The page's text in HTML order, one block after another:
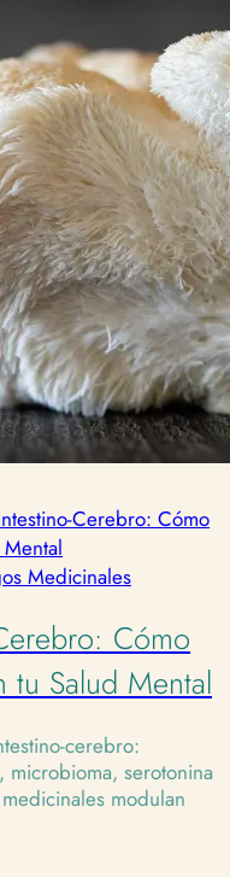
Cerebro: Cómo
Medicinales
Cómo
Salud Mental
cerebro:
serotonina
modulan